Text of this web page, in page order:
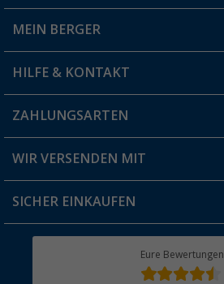
Filiale finden
MEIN BERGER
Vorteilskarte
Blog
Jobs & Karriere
HILFE & KONTAKT
FAQ & Kontakt
Versandinformationen
Rücksendung
ZAHLUNGSARTEN
WIR VERSENDEN MIT
SICHER EINKAUFEN
Eure Bewertungen